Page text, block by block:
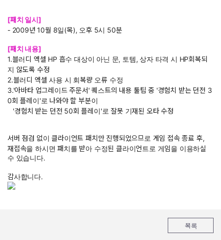
[패치 일시]
- 2009년 10월 8일(목), 오후 5시 50분
[패치 내용]
1.블러디 엑셀 HP 흡수 대상이 아닌 문, 토템, 상자 타격 시 HP회복되
지 않도록 수정
2.블러디 엑셀 사용 시 회복량 오류 수정
3.'아바타 업그레이드 주문서' 퀘스트의 내용 툴팁 중 '경험치 받는 던전 3
0회 플레이'로 나와야 할 부분이
'경험치 받는 던전 50회 플레이'로 잘못 기재된 오타 수정
서버 점검 없이 클라이언트 패치만 진행되었으므로 게임 접속 종료 후,
재접속을 하시면 패치를 받아 수정된 클라이언트로 게임을 이용하실
수 있습니다.
감사합니다.
목록